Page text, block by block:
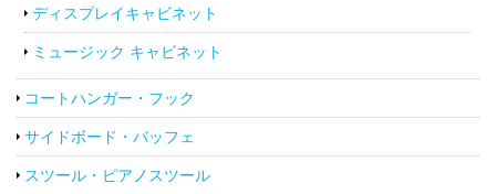
ディスプレイキャビネット
ミュージック キャビネット
コートハンガー・フック
サイドボード・バッフェ
スツール・ピアノスツール